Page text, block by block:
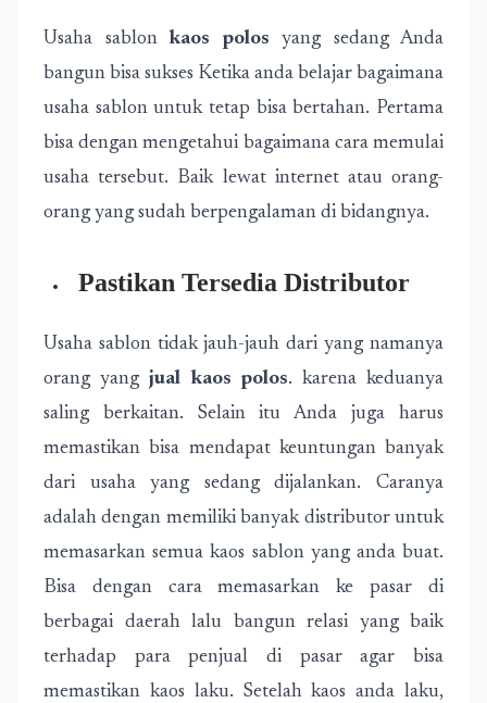
Usaha sablon kaos polos yang sedang Anda
bangun bisa sukses Ketika anda belajar bagaimana
usaha sablon untuk tetap bisa bertahan. Pertama
bisa dengan mengetahui bagaimana cara memulai
usaha tersebut. Baik lewat internet atau orang-
orang yang sudah berpengalaman di bidangnya.
Pastikan Tersedia Distributor
Usaha sablon tidak jauh-jauh dari yang namanya
orang yangjual kaos polos. karena keduanya
saling berkaitan. Selain itu Anda juga harus
memastikan bisa mendapat keuntungan banyak
dari usaha yang sedang dijalankan. Caranya
adalah dengan memiliki banyak distributor untuk
memasarkan semua kaos sablon yang anda buat.
Bisa dengan cara memasarkan ke pasar di
berbagai daerah lalu bangun relasi yang baik
terhadap para penjual di pasar agar bisa
memastikan kaos laku. Setelah kaos anda laku,